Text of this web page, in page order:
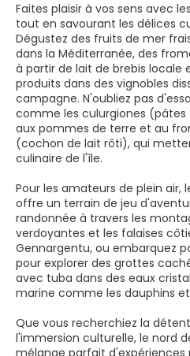
Faites plaisir à vos sens avec
tout en savourant les délices
Dégustez des fruits de mer
dans la Méditerranée, des
à partir de lait de brebis locale
produits dans des vignobles
campagne. N'oubliez pas
comme les culurgiones
aux pommes de terre et au
(cochon de lait rôti), qui
culinaire de l'île.
Pour les amateurs de plein air,
offre un terrain de jeu
randonnée à travers les
verdoyantes et les falaises
Gennargentu, ou embarquez
pour explorer des grottes
avec tuba dans des eaux
marine comme les dauphins
Que vous recherchiez la
l'immersion culturelle, le nord
mélange parfait d'expériences